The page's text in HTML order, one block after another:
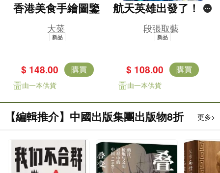
香港美食手繪圖鑒
大菜
新品
$ 148.00 購買
由一本供貨
航天英雄出發了！太
空人的一天 [新雅．
知識館]
段張取藝
新品
$ 108.00 購買
由一本供貨
【編輯推介】中國出版集團出版物8折 更多>